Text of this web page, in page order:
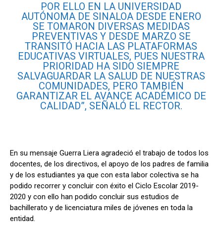
POR ELLO EN LA UNIVERSIDAD
AUTÓNOMA DE SINALOA DESDE ENERO
SE TOMARON DIVERSAS MEDIDAS
PREVENTIVAS Y DESDE MARZO SE
TRANSITÓ HACIA LAS PLATAFORMAS
EDUCATIVAS VIRTUALES, PUES NUESTRA
PRIORIDAD HA SIDO SIEMPRE
SALVAGUARDAR LA SALUD DE NUESTRAS
COMUNIDADES, PERO TAMBIÉN
GARANTIZAR EL AVANCE ACADÉMICO DE
CALIDAD”, SEÑALÓ EL RECTOR.
En su mensaje Guerra Liera agradeció el trabajo de todos los
docentes, de los directivos, el apoyo de los padres de familia
y de los estudiantes ya que con esta labor colectiva se ha
podido recorrer y concluir con éxito el Ciclo Escolar 2019-
2020 y con ello han podido concluir sus estudios de
bachillerato y de licenciatura miles de jóvenes en toda la
entidad.